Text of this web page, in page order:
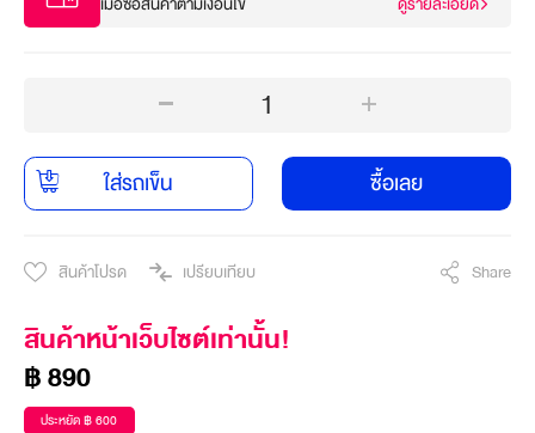
1
ใส่รถเข็น ซื้อเลย
สินค้าโปรด เปรียบเทียบ Share
สินค้าหน้าเว็บไซต์เท่านั้น!
฿ 890
ประหยัด ฿ 600